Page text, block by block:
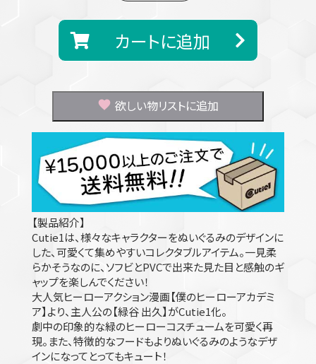
カートに追加
欲しい物リストに追加
【製品紹介】
Cutie1は、様々なキャラクターをぬいぐるみのデザインに
した、可愛くて集めやすいコレクタブルアイテム。一見柔
らかそうなのに、ソフビとPVCで出来た見た目と感触のギ
ャップを楽しんでください！
大人気ヒーローアクション漫画【僕のヒーローアカデミ
ア】より、主人公の【緑谷 出久】がCutie1化。
劇中の印象的な緑のヒーローコスチュームを可愛く再
現。また、特徴的なフードもよりぬいぐるみのようなデザ
インになってとってもキュート！